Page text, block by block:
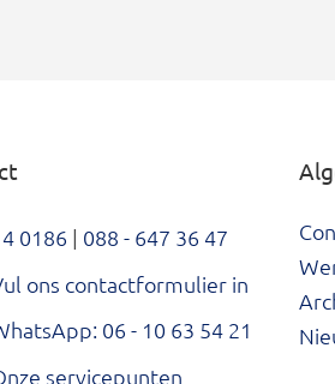
0186 | 088 - 647 36 47
ons contactformulier in
06 - 10 63 54 21
servicepunten